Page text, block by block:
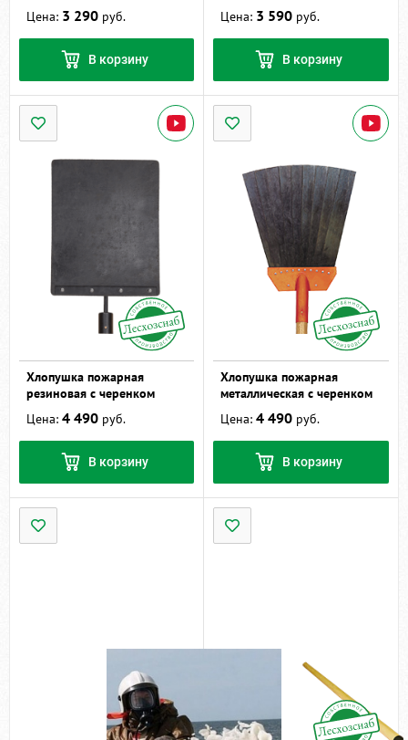
Цена: 3 290 руб.
В корзину
Цена: 3 590 руб.
В корзину
Хлопушка пожарная
резиновая с черенком
Цена: 4 490 руб.
В корзину
Хлопушка пожарная
металлическая с черенком
Цена: 4 490 руб.
В корзину